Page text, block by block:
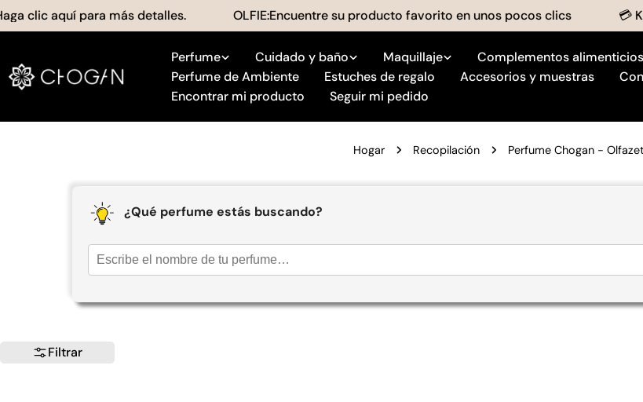
saltar
al
clic aquí para más detalles. OLFIE:Encuentre su producto favorito en unos pocos clics 💳
Perfume Cuidado y baño Maquillaje Complementos alimenticios
Perfume de Ambiente
Estuches de regalo Accesorios y muestras
Encontrar mi producto
Seguir mi pedido
Hogar Recopilación Perfume Chogan -
¿Qué perfume estás buscando?
Filtrar